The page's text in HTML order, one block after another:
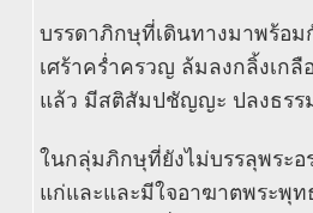
บรรดาภิกษุที่เดินทางมาพร้อม
เศร้าคร่ำครวญ ล้มลงกลิ้งเก
แล้ว มีสติสัมปชัญญะ ปลงธรร
ในกลุ่มภิกษุที่ยังไม่บรรลุพระ
แก่และและมีใจอาฆาตพระพุ